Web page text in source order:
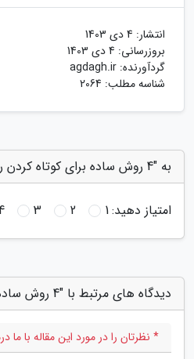
انتشار: 4 دی 1403
بروزرسانی: 4 دی 1403
گردآورنده: agdagh.ir
شناسه مطلب: 2064
به "4 روش ساده برای کوتاه کردن رزومه" امتیاز دهید
امتیاز دهید:1
2
3
دیدگاه های مرتبط با "4 روش ساده برای کوتاه کردن رزومه"
* نظرتان را در مورد این مقاله با ما